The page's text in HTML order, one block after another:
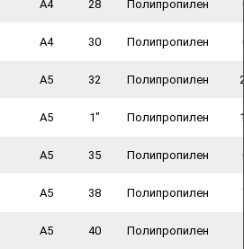
A4 28 Полипропилен
A4 30 Полипропилен
A5 32 Полипропилен
A5 1" Полипропилен
A5 35 Полипропилен
A5 38 Полипропилен
A5 40 Полипропилен